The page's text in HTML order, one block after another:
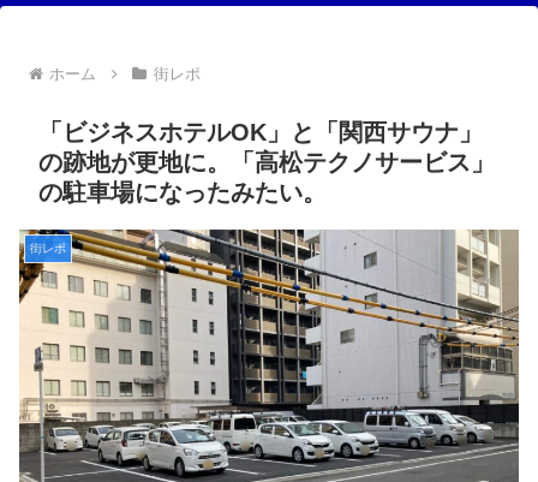
ホーム 街レポ
「ビジネスホテルOK」と「関西サウナ」
の跡地が更地に。「高松テクノサービス」
の駐車場になったみたい。
街レポ